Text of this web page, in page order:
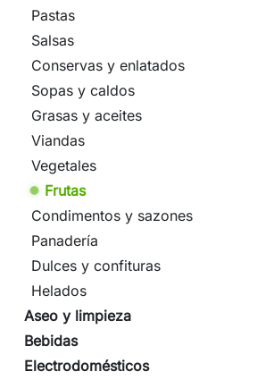
Pastas
Salsas
Conservas y enlatados
Sopas y caldos
Grasas y aceites
Viandas
Vegetales
Frutas
Condimentos y sazones
Panadería
Dulces y confituras
Helados
Aseo y limpieza
Bebidas
Electrodomésticos